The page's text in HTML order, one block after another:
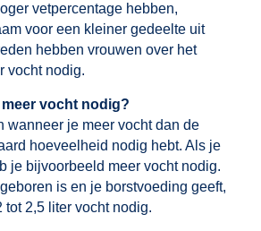
vetpercentage hebben,
voor een kleiner gedeelte uit
hebben vrouwen over het
vocht nodig.
vocht nodig?
wanneer je meer vocht dan de
hoeveelheid nodig hebt. Als je
je bijvoorbeeld meer vocht nodig.
is en je borstvoeding geeft,
tot 2,5 liter vocht nodig.